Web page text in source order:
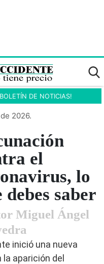
DE NOTICIAS!
2026.
el
lo
debes saber
Miguel Ángel
inició una nueva
aparición del